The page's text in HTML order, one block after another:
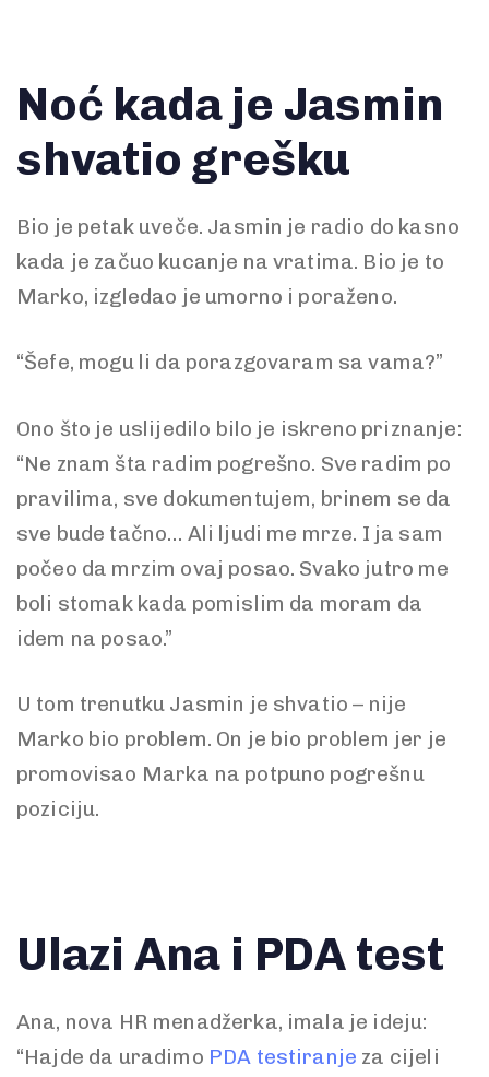
Noć kada je Jasmin
shvatio grešku
Bio je petak uveče. Jasmin je radio do kasno
kada je začuo kucanje na vratima. Bio je to
Marko, izgledao je umorno i poraženo.
“Šefe, mogu li da porazgovaram sa vama?”
Ono što je uslijedilo bilo je iskreno priznanje:
“Ne znam šta radim pogrešno. Sve radim po
pravilima, sve dokumentujem, brinem se da
sve bude tačno… Ali ljudi me mrze. I ja sam
počeo da mrzim ovaj posao. Svako jutro me
boli stomak kada pomislim da moram da
idem na posao.”
U tom trenutku Jasmin je shvatio – nije
Marko bio problem. On je bio problem jer je
promovisao Marka na potpuno pogrešnu
poziciju.
Ulazi Ana i PDA test
Ana, nova HR menadžerka, imala je ideju:
“Hajde da uradimo PDA testiranje za cijeli